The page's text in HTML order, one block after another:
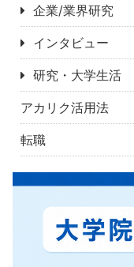
企業/業界研究
インタビュー
研究・大学生活
アカリク活用法
転職